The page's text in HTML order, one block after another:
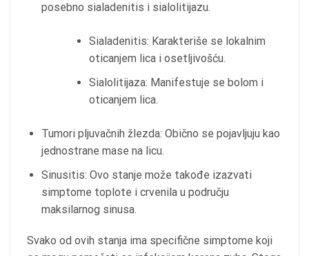
posebno sialadenitis i sialolitijazu.
Sialadenitis: Karakteriše se lokalnim
oticanjem lica i osetljivošću.
Sialolitijaza: Manifestuje se bolom i
oticanjem lica.
Tumori pljuvačnih žlezda: Obično se pojavljuju kao
jednostrane mase na licu.
Sinusitis: Ovo stanje može takođe izazvati
simptome toplote i crvenila u području
maksilarnog sinusa.
Svako od ovih stanja ima specifične simptome koji